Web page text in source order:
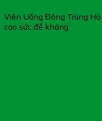
Viên Uống Đông Trùng
cao sức đề kháng